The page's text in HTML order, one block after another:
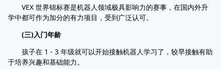
VEX 世界锦标赛是机器人领域极具影响力的赛事，在国内外升
学中都可作为加分的有力项目，受到广泛认可。
(三)入门年龄
孩子在 1 - 3 年级就可以开始接触机器人学习了，较早接触有助
于培养兴趣和基础能力。